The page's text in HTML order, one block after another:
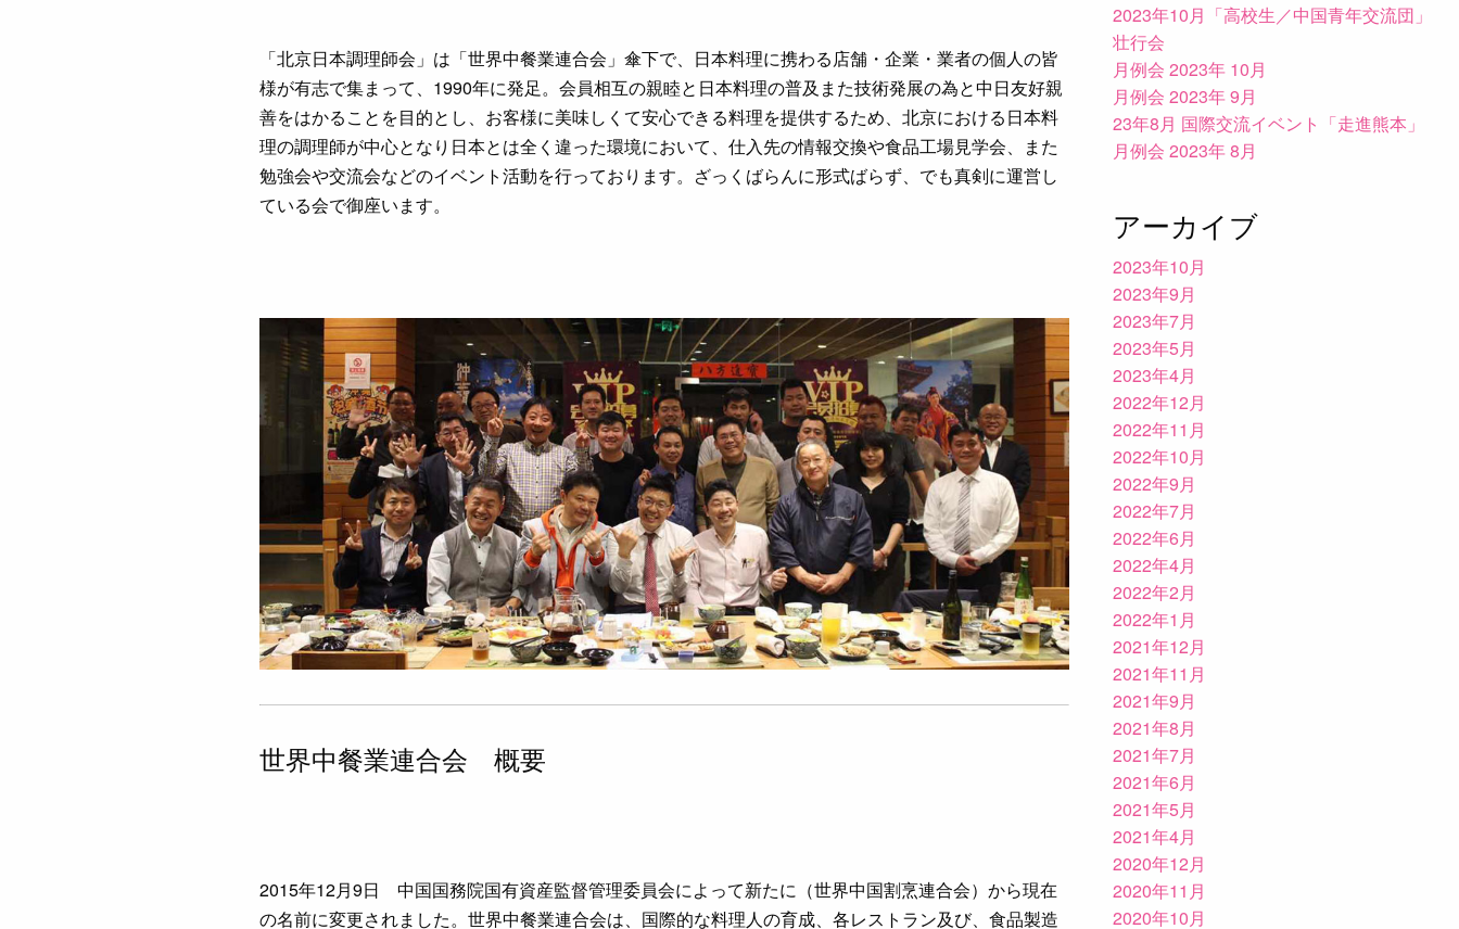
「北京日本調理師会」は「世界中餐業連合会」傘下で、日本料理に携わる店舗・企業・業者の個人の皆
様が有志で集まって、1990年に発足。会員相互の親睦と日本料理の普及また技術発展の為と中日友好親
善をはかることを目的とし、お客様に美味しくて安心できる料理を提供するため、北京における日本料
理の調理師が中心となり日本とは全く違った環境において、仕入先の情報交換や食品工場見学会、また
勉強会や交流会などのイベント活動を行っております。ざっくばらんに形式ばらず、でも真剣に運営し
ている会で御座います。
世界中餐業連合会 概要
2015年12月9日 中国国務院国有資産監督管理委員会によって新たに（世界中国割烹連合会）から現在
の名前に変更されました。世界中餐業連合会は、国際的な料理人の育成、各レストラン及び、食品製造
2023年10月「高校生／中国青年交流団」
壮行会
月例会 2023年 10月
月例会 2023年 9月
23年8月 国際交流イベント「走進熊本」
月例会 2023年 8月
アーカイブ
2023年10月
2023年9月
2023年7月
2023年5月
2023年4月
2022年12月
2022年11月
2022年10月
2022年9月
2022年7月
2022年6月
2022年4月
2022年2月
2022年1月
2021年12月
2021年11月
2021年9月
2021年8月
2021年7月
2021年6月
2021年5月
2021年4月
2020年12月
2020年11月
2020年10月